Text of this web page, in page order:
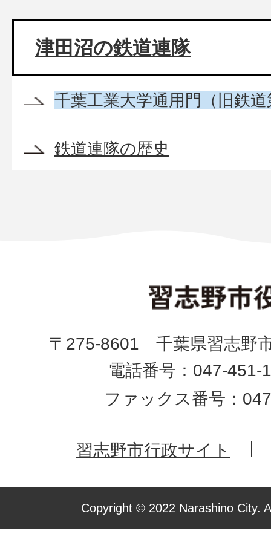
津田沼の鉄道連隊
千葉工業大学通用門（旧鉄
鉄道連隊の歴史
〒275-8601 千葉県習志野
電話番号：047-451-
ファックス番号：
習志野市行政サイト
Copyright © 2022 Narashino City.